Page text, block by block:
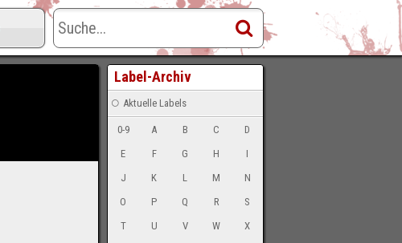
Label-Archiv
Aktuelle Labels
0-9 A B C
D
E
F G H
I
J
K L M
N
O
P Q R
S
T
U V W
X